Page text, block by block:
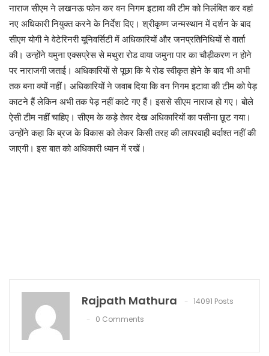
नाराज सीएम ने लखनऊ फोन कर वन निगम इटावा की टीम को निलंबित कर वहां
नए अधिकारी नियुक्त करने के निर्देश दिए। श्रीकृष्ण जन्मस्थान में दर्शन के बाद
सीएम योगी ने वेटेरिनरी यूनिवर्सिटी में अधिकारियों और जनप्रतिनिधियों से वार्ता
की। उन्होंने यमुना एक्सप्रेस से मथुरा रोड वाया जमुना पार का चौड़ीकरण न होने
पर नाराजगी जताई। अधिकारियों से पूछा कि ये रोड स्वीकृत होने के बाद भी अभी
तक बना क्यों नहीं। अधिकारियों ने जवाब दिया कि वन निगम इटावा की टीम को पेड़
काटने हैं लेकिन अभी तक पेड़ नहीं काटे गए हैं। इससे सीएम नाराज हो गए। बोले
ऐसी टीम नहीं चाहिए। सीएम के कड़े तेवर देख अधिकारियों का पसीना छूट गया।
उन्होंने कहा कि ब्रज के विकास को लेकर किसी तरह की लापरवाही बर्दाश्त नहीं की
जाएगी। इस बात को अधिकारी ध्यान में रखें।
Rajpath Mathura
14091 Posts
0 Comments